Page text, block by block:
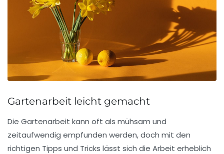
Gartenarbeit leicht gemacht
Die Gartenarbeit kann oft als mühsam und
zeitaufwendig empfunden werden, doch mit den
richtigen Tipps und Tricks lässt sich die Arbeit erheblich